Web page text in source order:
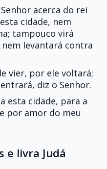
acerca do rei
cidade, nem
tampouco virá
levantará contra
vier, por ele voltará;
diz o Senhor.
esta cidade, para a
por amor do meu
e livra Judá